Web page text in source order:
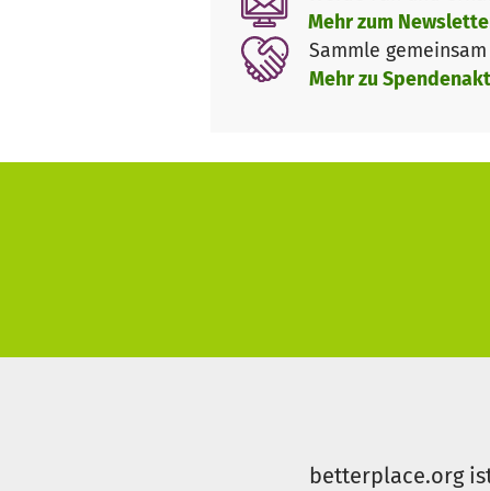
nachdrücklich an das
Je informierter die
Politik.
Eine CO2 Uhr gibt es schon
Wir werden die
Während das ausgestoßene
2,5 Minuten Lesezeit bereits
Mehr zum
Sammle
Mehr zu
betterplace.org